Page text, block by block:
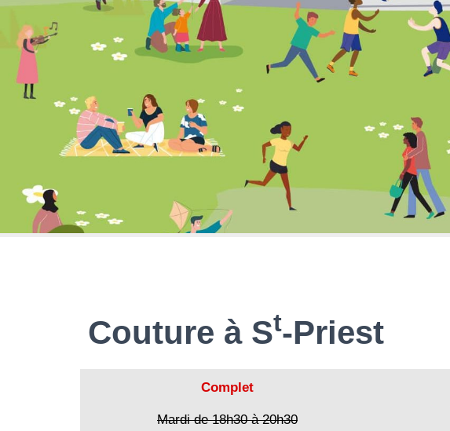
Couture à St-Priest
Complet
Mardi de 18h30 à 20h30